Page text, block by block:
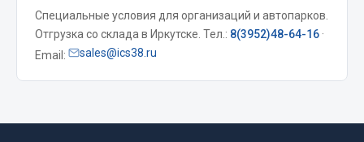
Слесарный инструмент
Столярный инструмент
Показать ещё
Специальные условия для организаций и автопарков.
Отгрузка со склада в Иркутске. Тел.: 8(3952)48-64-16 ·
Email:
sales@ics38.ru